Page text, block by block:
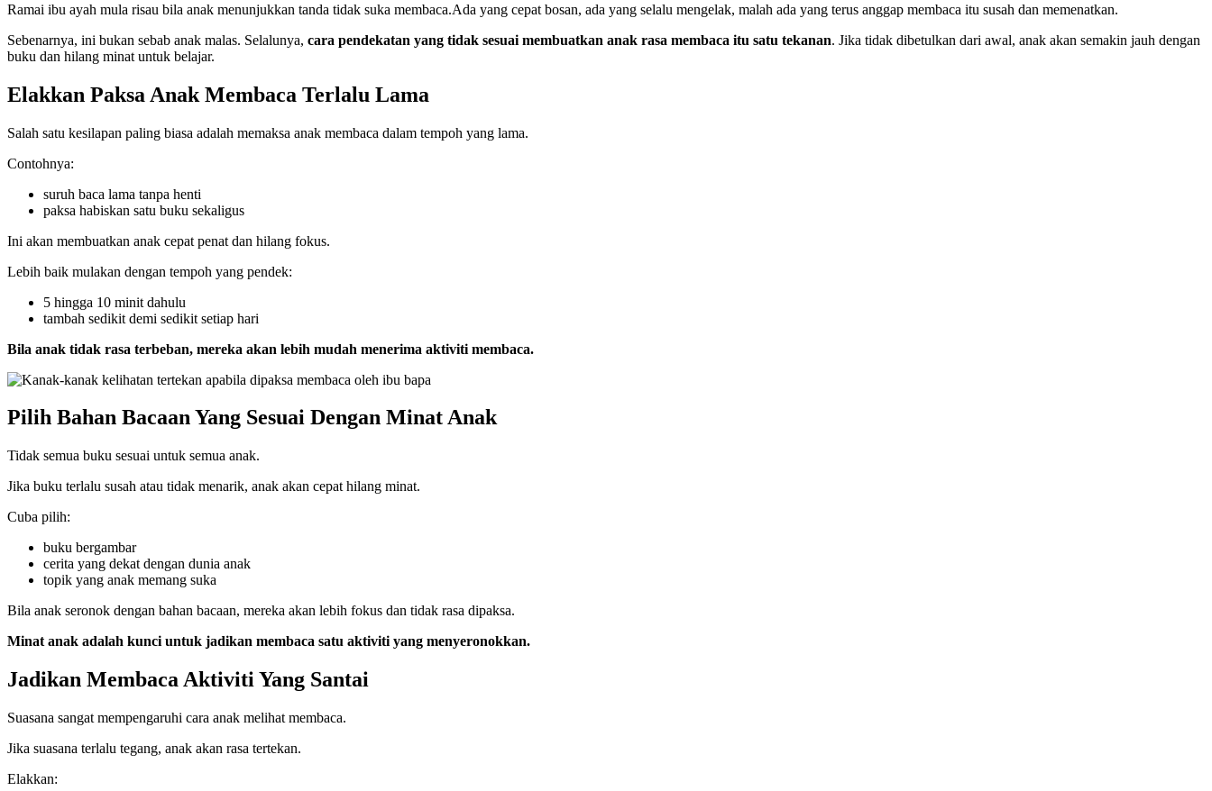
Ramai ibu ayah mula risau bila anak menunjukkan tanda tidak suka membaca.Ada yang cepat bosan, ada yang selalu mengelak, malah ada yang terus anggap membaca itu susah dan memenatkan.
Sebenarnya, ini bukan sebab anak malas. Selalunya, cara pendekatan yang tidak sesuai membuatkan anak rasa membaca itu satu tekanan. Jika tidak dibetulkan dari awal, anak akan semakin jauh dengan
buku dan hilang minat untuk belajar.
Elakkan Paksa Anak Membaca Terlalu Lama
Salah satu kesilapan paling biasa adalah memaksa anak membaca dalam tempoh yang lama.
Contohnya:
suruh baca lama tanpa henti
paksa habiskan satu buku sekaligus
Ini akan membuatkan anak cepat penat dan hilang fokus.
Lebih baik mulakan dengan tempoh yang pendek:
5 hingga 10 minit dahulu
tambah sedikit demi sedikit setiap hari
Bila anak tidak rasa terbeban, mereka akan lebih mudah menerima aktiviti membaca.
Pilih Bahan Bacaan Yang Sesuai Dengan Minat Anak
Tidak semua buku sesuai untuk semua anak.
Jika buku terlalu susah atau tidak menarik, anak akan cepat hilang minat.
Cuba pilih:
buku bergambar
cerita yang dekat dengan dunia anak
topik yang anak memang suka
Bila anak seronok dengan bahan bacaan, mereka akan lebih fokus dan tidak rasa dipaksa.
Minat anak adalah kunci untuk jadikan membaca satu aktiviti yang menyeronokkan.
Jadikan Membaca Aktiviti Yang Santai
Suasana sangat mempengaruhi cara anak melihat membaca.
Jika suasana terlalu tegang, anak akan rasa tertekan.
Elakkan: